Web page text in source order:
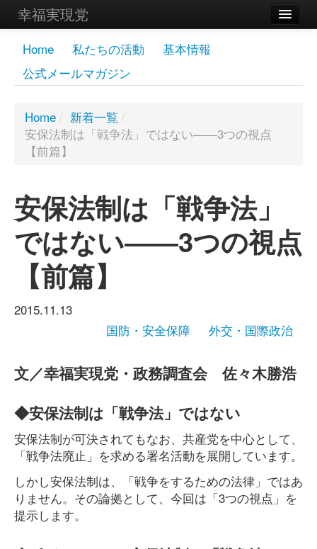
幸福実現党
メンバーズページ
党員
お問い合わせ
Home 私たちの活動
基本情報
公式メールマガジン
Home / 新着一覧 /
安保法制は「戦争法」ではない――3つの視点
【前篇】
安保法制は「戦争法」
ではない――3つの視点
【前篇】
2015.11.13
国防・安全保障
外交・国際政治
文／幸福実現党・政務調査会 佐々木勝浩
◆安保法制は「戦争法」ではない
安保法制が可決されてもなお、共産党を中心として、
「戦争法廃止」を求める署名活動を展開しています。
しかし安保法制は、「戦争をするための法律」ではあ
りません。その論拠として、今回は「3つの視点」を
提示します。